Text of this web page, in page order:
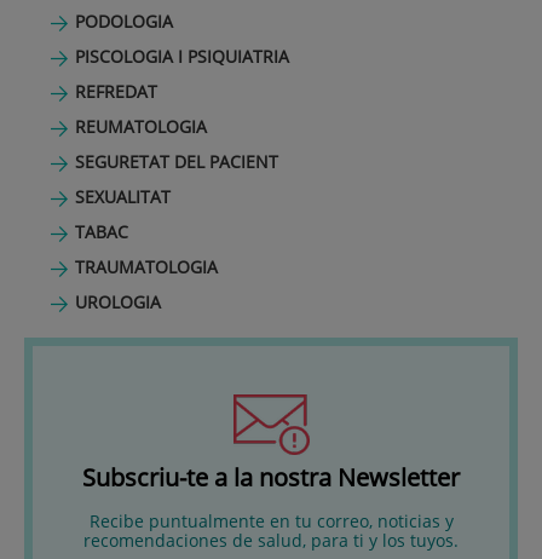
PODOLOGIA
PISCOLOGIA I PSIQUIATRIA
REFREDAT
REUMATOLOGIA
SEGURETAT DEL PACIENT
SEXUALITAT
TABAC
TRAUMATOLOGIA
UROLOGIA
Subscriu-te a la nostra Newsletter
Recibe puntualmente en tu correo, noticias y
recomendaciones de salud, para ti y los tuyos.